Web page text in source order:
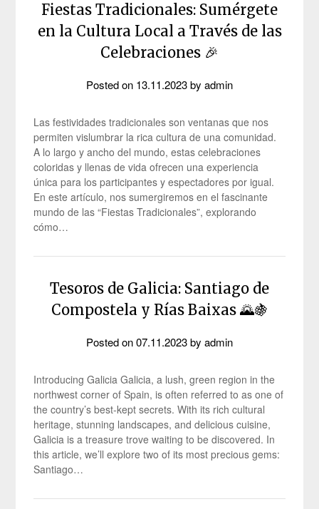
Fiestas Tradicionales: Sumérgete
en la Cultura Local a Través de las
Celebraciones 🎉
Posted on 13.11.2023by admin
Las festividades tradicionales son ventanas que nos
permiten vislumbrar la rica cultura de una comunidad.
A lo largo y ancho del mundo, estas celebraciones
coloridas y llenas de vida ofrecen una experiencia
única para los participantes y espectadores por igual.
En este artículo, nos sumergiremos en el fascinante
mundo de las “Fiestas Tradicionales”, explorando
cómo…
Tesoros de Galicia: Santiago de
Compostela y Rías Baixas 🌄🍇
Posted on07.11.2023by admin
Introducing Galicia Galicia, a lush, green region in the
northwest corner of Spain, is often referred to as one of
the country’s best-kept secrets. With its rich cultural
heritage, stunning landscapes, and delicious cuisine,
Galicia is a treasure trove waiting to be discovered. In
this article, we’ll explore two of its most precious gems:
Santiago…